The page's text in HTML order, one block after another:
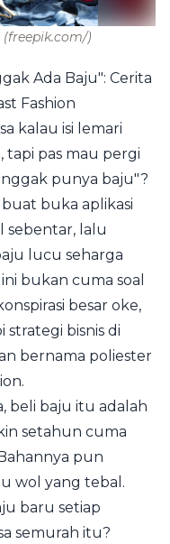
(freepik.com/)
Ada Baju": Cerita
Fashion
kalau isi lemari
pas mau pergi
punya baju"?
buka aplikasi
sebentar, lalu
lucu seharga
bukan cuma soal
besar oke,
strategi bisnis di
bernama poliester
beli baju itu adalah
setahun cuma
pun
wol yang tebal.
baru setiap
semurah itu?